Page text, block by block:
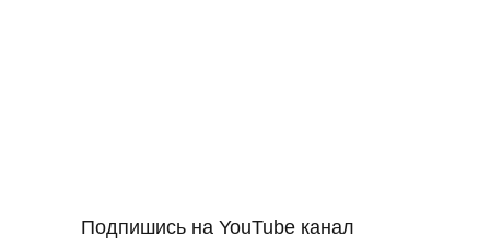
Подпишись на YouTube канал